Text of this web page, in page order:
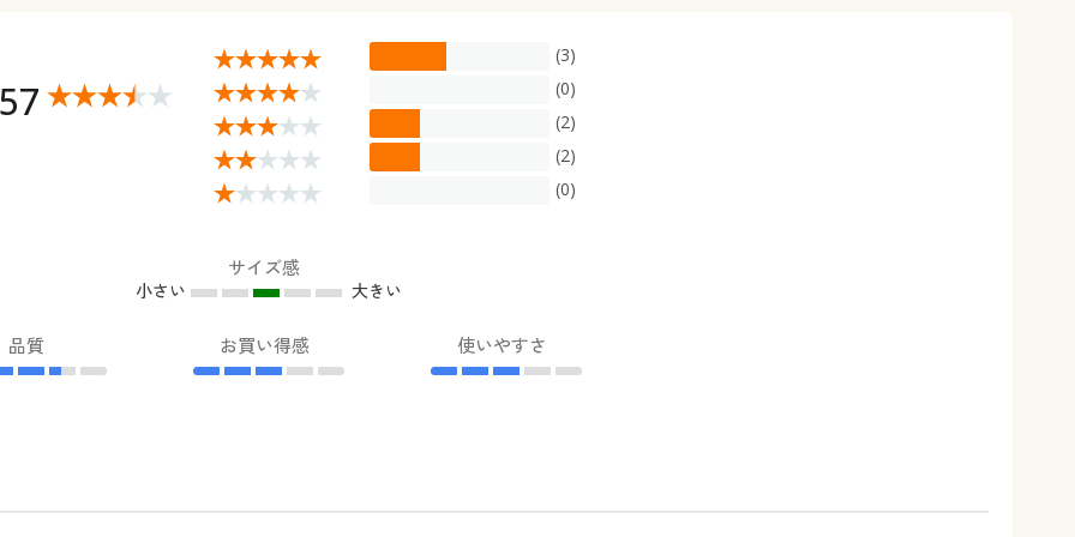
(3)
(0)
(2)
(2)
(0)
サイズ感
小さい 大きい
品質 お買い得感 使いやすさ